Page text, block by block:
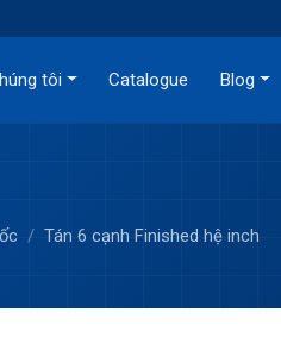
tôi Catalogue Blog
Tán 6 cạnh Finished hệ inch